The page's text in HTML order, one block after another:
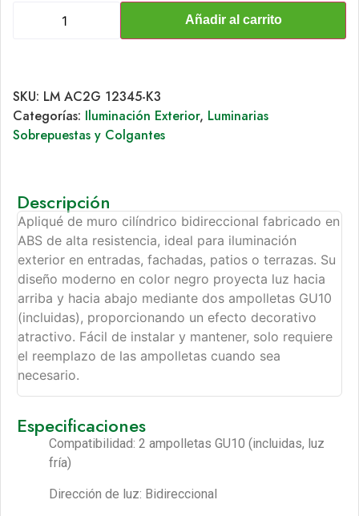
Añadir al carrito
SKU: LM AC2G 12345-K3
Categorías: Iluminación Exterior, Luminarias
Sobrepuestas y Colgantes
Descripción
Apliqué de muro cilíndrico bidireccional fabricado en
ABS de alta resistencia, ideal para iluminación
exterior en entradas, fachadas, patios o terrazas. Su
diseño moderno en color negro proyecta luz hacia
arriba y hacia abajo mediante dos ampolletas GU10
(incluidas), proporcionando un efecto decorativo
atractivo. Fácil de instalar y mantener, solo requiere
el reemplazo de las ampolletas cuando sea
necesario.
Especificaciones
Compatibilidad: 2 ampolletas GU10 (incluidas, luz
fría)
Dirección de luz: Bidireccional